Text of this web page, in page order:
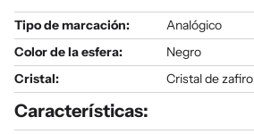
Tipo de marcación:
Analógico
Color de la esfera:
Negro
Cristal:
Cristal de zafiro
Características: